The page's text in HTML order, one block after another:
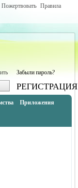
Пожертвовать Правила
Забыли пароль?
РЕГИСТРАЦИЯ
Приложения